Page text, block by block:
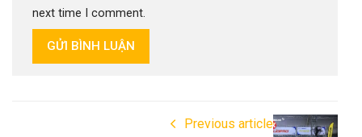
next time I comment.
GỬI BÌNH LUẬN
Previous article